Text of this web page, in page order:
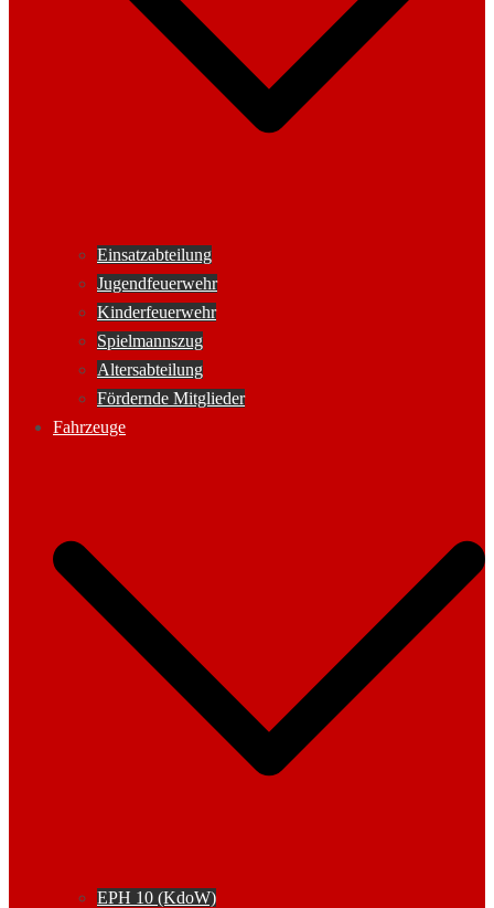
Einsatzabteilung
Jugendfeuerwehr
Kinderfeuerwehr
Spielmannszug
Altersabteilung
Fördernde Mitglieder
Fahrzeuge
EPH 10 (KdoW)